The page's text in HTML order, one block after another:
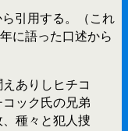
引用する。（これ
に語った口述から
ありしヒチコ
ック氏の兄弟
種々と犯人捜